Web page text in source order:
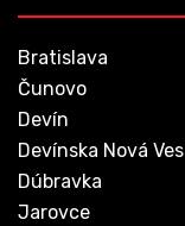
Bratislava
Čunovo
Devín
Devínska Nová Ves
Dúbravka
Jarovce